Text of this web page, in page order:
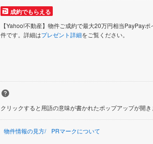
成約でもらえる
【Yahoo!不動産】物件ご成約で最大20万円相当PayPay
件です。詳細はプレゼント詳細をご覧ください。
クリックすると用語の意味が書かれたポップアップが開き
物件情報の見方 PRマークについて